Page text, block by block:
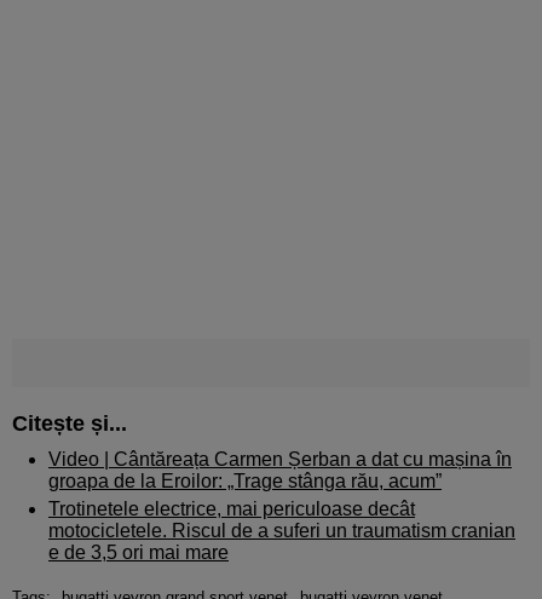
Citește și...
Video | Cântăreața Carmen Șerban a dat cu mașina în
groapa de la Eroilor: „Trage stânga rău, acum”
Trotinetele electrice, mai periculoase decât
motocicletele. Riscul de a suferi un traumatism cranian
e de 3,5 ori mai mare